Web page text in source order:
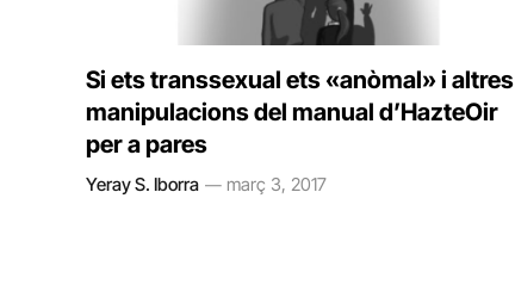
Si ets transsexual ets «anòmal» i altres
manipulacions del manual d’HazteOir
per a pares
Yeray S. Iborra març 3, 2017